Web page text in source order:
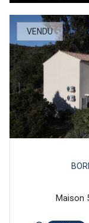
VENDU